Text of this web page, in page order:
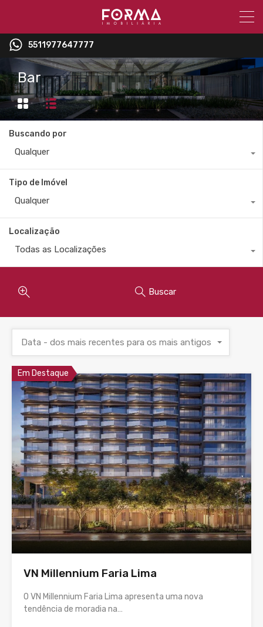
5511977647777
Bar
Buscando por
Qualquer
Tipo de Imóvel
Qualquer
Localização
Todas as Localizações
Buscar
Data - dos mais recentes para os mais antigos
Em Destaque
VN Millennium Faria Lima
O VN Millennium Faria Lima apresenta uma nova
tendência de moradia na…